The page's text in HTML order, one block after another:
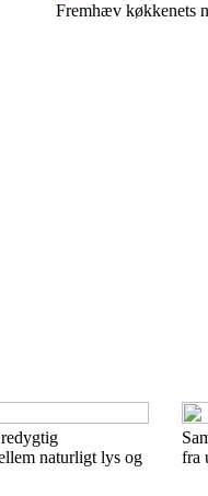
Fremhæv køkkenets
naturligt lys og
fra